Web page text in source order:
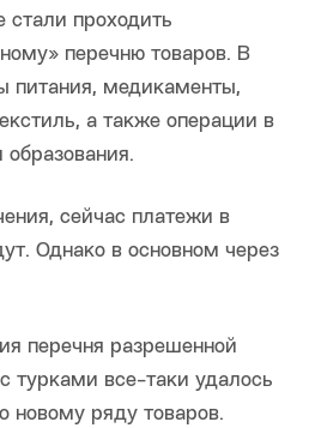
стали проходить
перечню товаров. В
питания, медикаменты,
а также операции в
сейчас платежи в
Однако в основном через
перечня разрешенной
турками все-таки удалось
новому ряду товаров.